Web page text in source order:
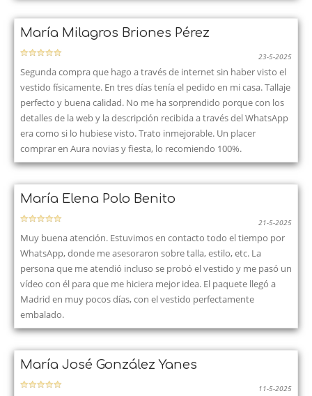
María Milagros Briones Pérez
23-5-2025
Segunda compra que hago a través de internet sin haber visto el
vestido físicamente. En tres días tenía el pedido en mi casa. Tallaje
perfecto y buena calidad. No me ha sorprendido porque con los
detalles de la web y la descripción recibida a través del WhatsApp
era como si lo hubiese visto. Trato inmejorable. Un placer
comprar en Aura novias y fiesta, lo recomiendo 100%.
María Elena Polo Benito
21-5-2025
Muy buena atención. Estuvimos en contacto todo el tiempo por
WhatsApp, donde me asesoraron sobre talla, estilo, etc. La
persona que me atendió incluso se probó el vestido y me pasó un
vídeo con él para que me hiciera mejor idea. El paquete llegó a
Madrid en muy pocos días, con el vestido perfectamente
embalado.
María José González Yanes
11-5-2025